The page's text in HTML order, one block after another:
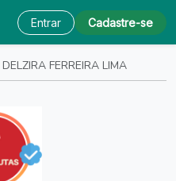
Entrar Cadastre-se
DELZIRA FERREIRA LIMA